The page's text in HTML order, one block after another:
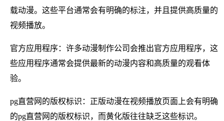
载动漫。这些平台通常会有明确的标注，并且提供高质量的
视频播放。
官方应用程序：许多动漫制作公司会推出官方应用程序，这
些应用程序通常会提供最新的动漫内容和高质量的观看体
验。
pg直营网的版权标识：正版动漫在视频播放页面上会有明确
的pg直营网的版权标识，而黄化版往往缺乏这些标识。